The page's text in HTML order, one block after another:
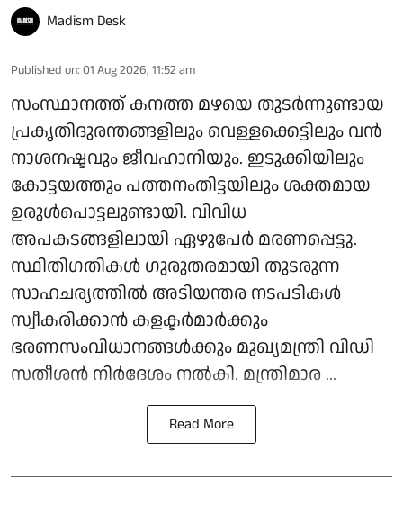
Madism Desk
Published on: 01 Aug 2026, 11:52 am
സംസ്ഥാനത്ത് കനത്ത മഴയെ തുടര്‍ന്നുണ്ടായ
പ്രകൃതിദുരന്തങ്ങളിലും വെള്ളക്കെട്ടിലും വന്‍
നാശനഷ്ടവും ജീവഹാനിയും. ഇടുക്കിയിലും
കോട്ടയത്തും പത്തനംതിട്ടയിലും ശക്തമായ
ഉരുള്‍പൊട്ടലുണ്ടായി. വിവിധ
അപകടങ്ങളിലായി ഏഴുപേര്‍ മരണപ്പെട്ടു.
സ്ഥിതിഗതികള്‍ ഗുരുതരമായി തുടരുന്ന
സാഹചര്യത്തില്‍ അടിയന്തര നടപടികള്‍
സ്വീകരിക്കാന്‍ കളക്ടര്‍മാര്‍ക്കും
ഭരണസംവിധാനങ്ങള്‍ക്കും മുഖ്യമന്ത്രി വിഡി
സതീശന്‍ നിര്‍ദേശം നല്‍കി. മന്ത്രിമാര ...
Read More